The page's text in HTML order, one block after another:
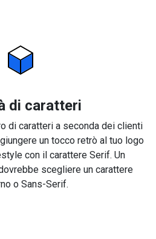
di caratteri
di caratteri a seconda dei clienti
un tocco retrò al tuo logo
con il carattere Serif. Un
scegliere un carattere
o Sans-Serif.